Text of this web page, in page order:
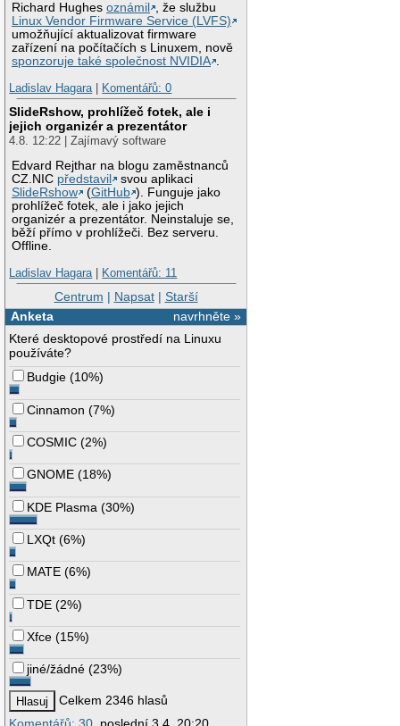
Richard Hughesoznámil
, že službu
Linux Vendor Firmware Service (LVFS)
umožňující aktualizovat firmware
zařízení na počítačích s Linuxem, nově
sponzoruje také společnost NVIDIA .
Ladislav Hagara| Komentářů: 0
SlideRshow, prohlížeč fotek, ale i
jejich organizér a prezentátor
4.8. 12:22 | Zajímavý software
Edvard Rejthar na blogu zaměstnanců
CZ.NIC představil
svou aplikaci
SlideRshow
(GitHub ). Funguje jako
prohlížeč fotek, ale i jako jejich
organizér a prezentátor. Neinstaluje se,
běží přímo v prohlížeči. Bez serveru.
Offline.
Ladislav Hagara| Komentářů: 11
Centrum | Napsat| Starší
navrhněte »
Anketa
Které desktopové prostředí na Linuxu
používáte?
Budgie (10%)
Cinnamon (7%)
COSMIC (2%)
GNOME (18%)
KDE Plasma (30%)
LXQt (6%)
MATE (6%)
TDE (2%)
Xfce (15%)
jiné/žádné (23%)
Celkem 2346 hlasů